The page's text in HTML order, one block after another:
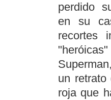
perdido
en su
recortes
un
roja que